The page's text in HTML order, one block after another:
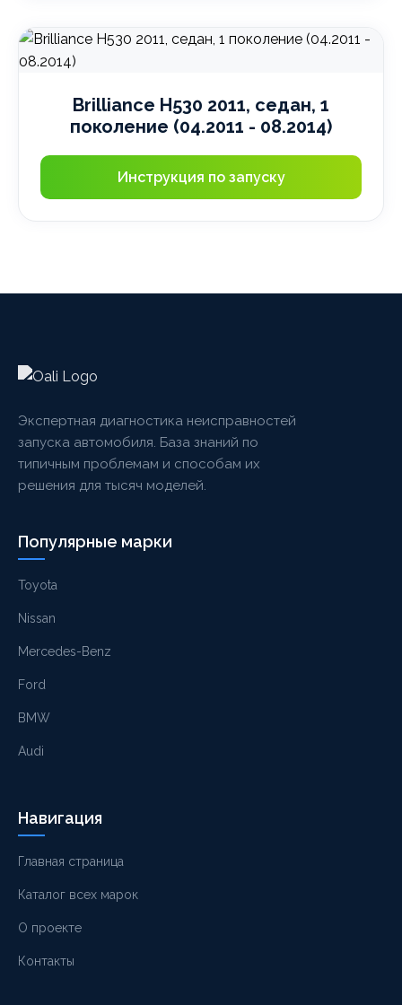
Brilliance H530 2011, седан, 1
поколение (04.2011 - 08.2014)
Инструкция по запуску
Экспертная диагностика неисправностей
запуска автомобиля. База знаний по
типичным проблемам и способам их
решения для тысяч моделей.
Популярные марки
Toyota
Nissan
Mercedes-Benz
Ford
BMW
Audi
Навигация
Главная страница
Каталог всех марок
О проекте
Контакты